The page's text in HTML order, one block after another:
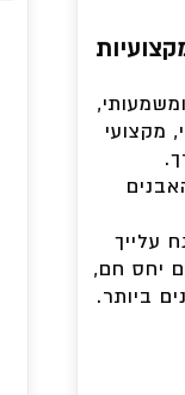
מקצועי
עלייך
יחס חם,
ביותר.